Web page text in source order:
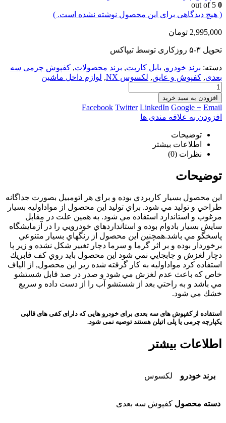
0
( هیچ دیدگاهی برای این محصول نوشته نشده است. )
2,995,000 تومان
تحویل ۳-۵ روز‌کاری توسط تیپاکس
دسته: برند خودرو, بابل کارپت, برند محصولات, کفپوش چرمی سه
بعدی, کفپوش و عایق, لکسوس NX , لوازم داخل ماشین
افزودن به سبد خرید
Facebook Twitter LinkedIn Google + Email
افزودن به علاقه مندی ها
توضیحات
اطلاعات بیشتر
نظرات (0)
توضیحات
اين محصول بسيار كاربردي بوده و براي هر اتومبيل بصورت جداگانه
طراحي و توليد مي شود. براي توليد اين محصول از مواداوليه بسيار
مرغوب و استاندارد استفاده مي شود. به همين علت در مقابل
سايش بسيار بادوام بوده و استانداردهاي خودرویي را در آزمايشگاه
پاسخگو مي باشد.همچنین این محصول از رنگهاي بسيار متنوعي
برخوردار بوده و بر اثر گرما و سرما دچار تغییر شکل نشده و زير پا
دچار لغزش و جابجايي نمي شود اين محصول بايد روي كف فابريك
استفاده كرد مواداوليه به کار گرفته شده زير اين محصول, از الياف
خاص كه باعث عدم لغزش مي شود و صدر در صد قابل شستشو
مي باشد و به راحتي بعد از شستشو آب را از دست داده و سريع
خشك مي شود.
استفاده از کفپوش های سه بعدی برای خودرو هایی که دارای کفی های قالبی
یکپارچه چرمی یا پلی اتیلن هستند توصیه نمی شود.
اطلاعات بیشتر
برند خودرو لکسوس
دسته محصول کفپوش سه بعدی